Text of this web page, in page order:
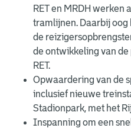
RET en MRDH werken
tramlijnen. Daarbij oog
de
de ontwikkeling van
RET.
Opwaardering van de
inclusief nieuwe
Stadionpark, met het
Inspanning om een